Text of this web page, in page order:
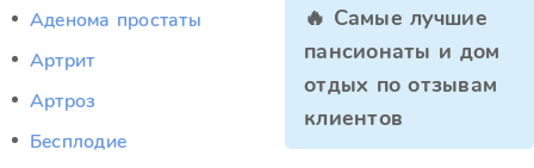
Аденома простаты
Артрит
Артроз
Бесплодие
🔥 Самые лучшие
пансионаты и дом
отдых по отзывам
клиентов